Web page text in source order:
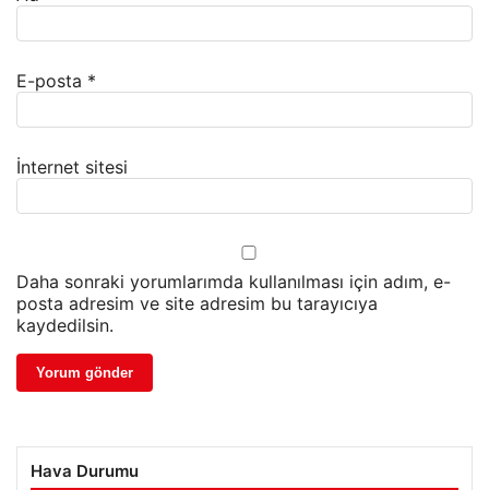
E-posta *
İnternet sitesi
Daha sonraki yorumlarımda kullanılması için adım, e-
posta adresim ve site adresim bu tarayıcıya
kaydedilsin.
Hava Durumu